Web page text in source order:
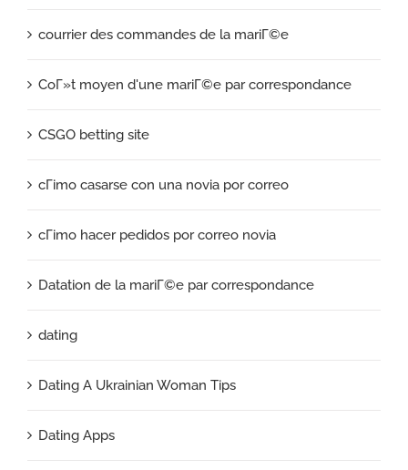
courrier des commandes de la mariГ©e
CoГ»t moyen d'une mariГ©e par correspondance
CSGO betting site
cГіmo casarse con una novia por correo
cГіmo hacer pedidos por correo novia
Datation de la mariГ©e par correspondance
dating
Dating A Ukrainian Woman Tips
Dating Apps